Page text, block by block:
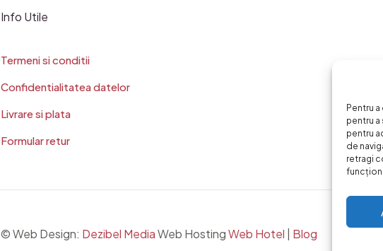
Pentru
pentru
pentru
de
retragi
Info Utile
Termeni si conditii
Confidentialitatea datelor
Livrare si plata
Formular retur
© Web Design: Dezibel MediaWeb HostingWeb Hotel Blog